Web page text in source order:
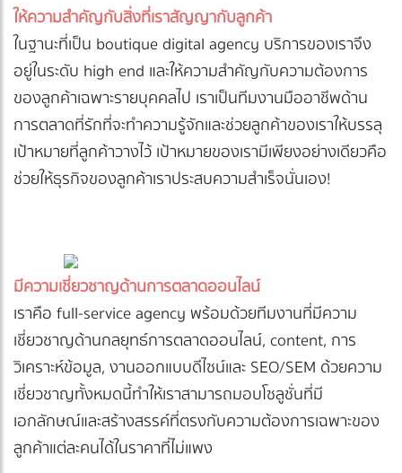
ให้ความสำคัญกับสิ่งที่เราสัญญากับลูกค้า
ในฐานะที่เป็น boutique digital agency บริการของเราจึง
อยู่ในระดับ high end และให้ความสำคัญกับความต้องการ
ของลูกค้าเฉพาะรายบุคคลไป เราเป็นทีมงานมืออาชีพด้าน
การตลาดที่รักที่จะทำความรู้จักและช่วยลูกค้าของเราให้บรรลุ
เป้าหมายที่ลูกค้าวางไว้ เป้าหมายของเรามีเพียงอย่างเดียวคือ
ช่วยให้ธุรกิจของลูกค้าเราประสบความสำเร็จนั่นเอง!
มีความเชี่ยวชาญด้านการตลาดออนไลน์
เราคือ full-service agency พร้อมด้วยทีมงานที่มีความ
เชี่ยวชาญด้านกลยุทธ์การตลาดออนไลน์, content, การ
วิเคราะห์ข้อมูล, งานออกแบบดีไซน์และ SEO/SEM ด้วยความ
เชี่ยวชาญทั้งหมดนี้ทำให้เราสามารถมอบโซลูชั่นที่มี
เอกลักษณ์และสร้างสรรค์ที่ตรงกับความต้องการเฉพาะของ
ลูกค้าแต่ละคนได้ในราคาที่ไม่แพง